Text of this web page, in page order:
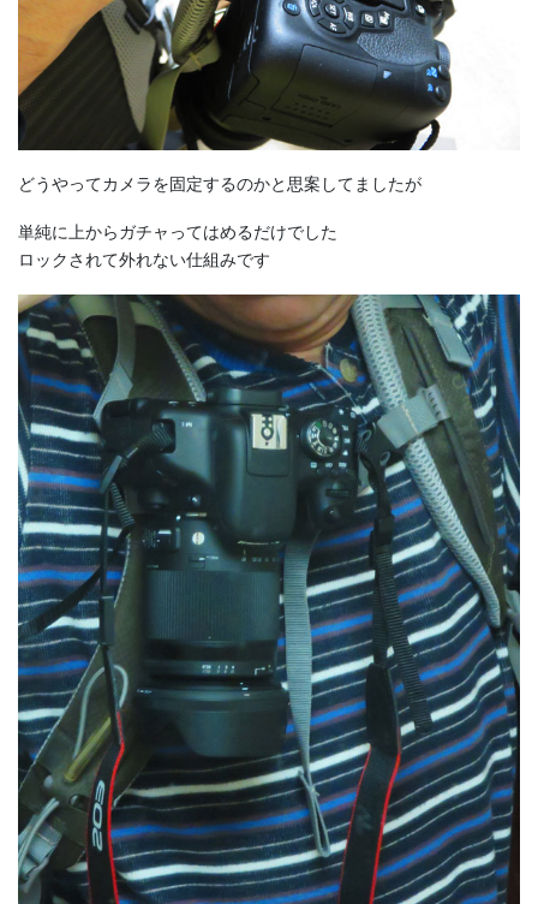
どうやってカメラを固定するのかと思案してましたが
単純に上からガチャってはめるだけでした
ロックされて外れない仕組みです